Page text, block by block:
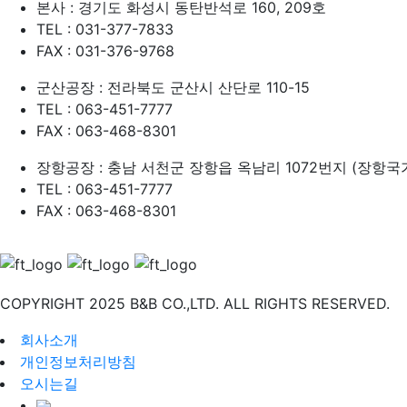
본사 : 경기도 화성시 동탄반석로 160, 209호
TEL : 031-377-7833
FAX : 031-376-9768
군산공장 : 전라북도 군산시 산단로 110-15
TEL : 063-451-7777
FAX : 063-468-8301
장항공장 : 충남 서천군 장항읍 옥남리 1072번지 (장항국
TEL : 063-451-7777
FAX : 063-468-8301
COPYRIGHT 2025 B&B CO.,LTD. ALL RIGHTS RESERVED.
회사소개
개인정보처리방침
오시는길